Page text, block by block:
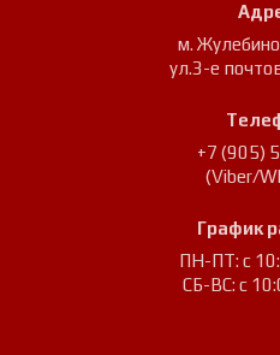
м.
ул.3-е
+7 (905)
(Viber/
График
ПН-ПТ: с
СБ-ВС: с